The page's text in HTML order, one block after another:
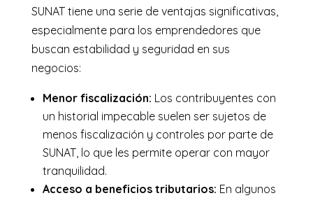
SUNAT tiene una serie de ventajas significativas,
especialmente para los emprendedores que
buscan estabilidad y seguridad en sus
negocios:
Menor fiscalización: Los contribuyentes con
un historial impecable suelen ser sujetos de
menos fiscalización y controles por parte de
SUNAT, lo que les permite operar con mayor
tranquilidad.
Acceso a beneficios tributarios: En algunos